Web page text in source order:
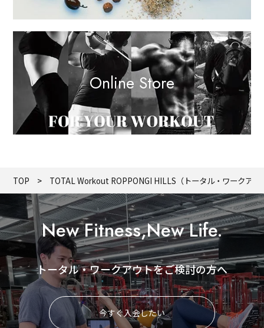
Online Store
TOP TOTAL Workout ROPPONGI HILLS（トータル・ワークアウ
New Fitness,New Life.
トータル・ワークアウトをご検討の方へ
今すぐ入会したい